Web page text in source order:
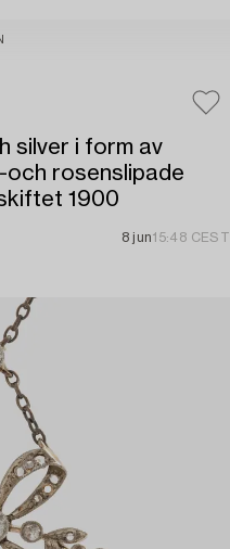
silver i form av
och rosenslipade
1900
8 jun15:48 CEST